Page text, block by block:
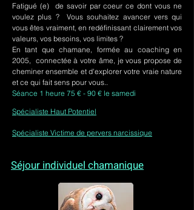
Fatigué (e) de savoir par coeur ce dont vous ne
voulez plus ? Vous souhaitez avancer vers qui
vous êtes vraiment, en redéfinissant clairement vos
valeurs, vos besoins, vos limites ?
En tant que chamane, formée au coaching en
2005, connectée à votre âme, je vous propose de
cheminer ensemble et d'explorer votre vraie nature
et ce qui fait sens pour vous..
Séance 1 heure 75 € - 90 € le samedi
Spécialiste Haut Potentiel
Spécialiste Victime de pervers narcissique
Séjour individuel chamanique